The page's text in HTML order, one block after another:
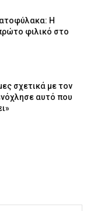
Η
φιλικό στο
σχετικά με τον
αυτό που